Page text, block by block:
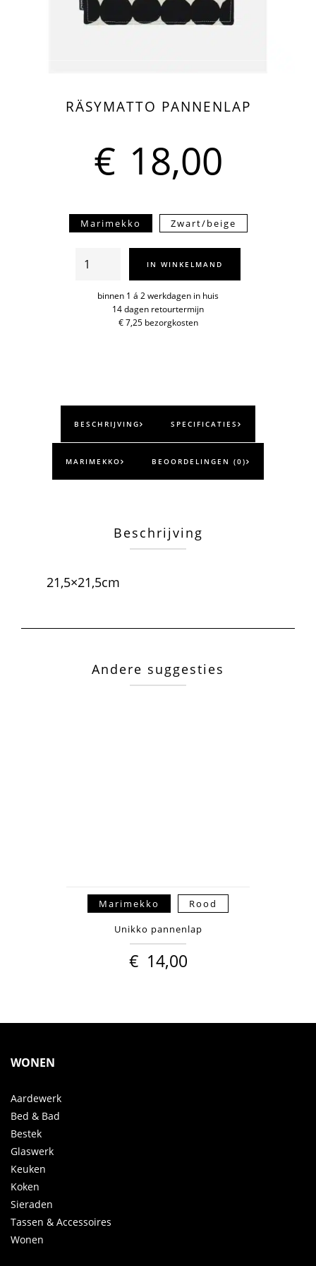
RÄSYMATTO PANNENLAP
€ 18,00
Marimekko Zwart/beige
Räsymatto
pannenlap
aantal
IN WINKELMAND
binnen 1 á 2 werkdagen in huis
14 dagen retourtermijn
€ 7,25 bezorgkosten
BESCHRIJVING SPECIFICATIES
MARIMEKKO BEOORDELINGEN (0)
Beschrijving
21,5×21,5cm
Andere suggesties
Marimekko Rood
Unikko pannenlap
€ 14,00
WONEN
Aardewerk
Bed & Bad
Bestek
Glaswerk
Keuken
Koken
Sieraden
Tassen & Accessoires
Wonen